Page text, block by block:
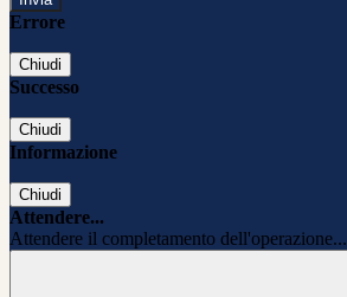
Errore
Chiudi
Successo
Chiudi
Informazione
Chiudi
Attendere...
Attendere il completamento dell'operazione...